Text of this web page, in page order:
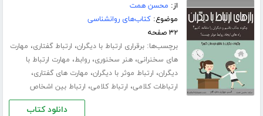
از: محسن همت
موضوع:کتاب‌های روانشناسی
۳۲ صفحه
برچسب‌ها:برقراری ارتباط با دیگران، ارتباط گفتاری، مهارت
های سخنرانی،هنر سخنوری،روابط، مهارت ارتباط با
دیگران، ارتباط موثر با دیگران، مهارت های گفتاری،
ارتباطات کلامی، ارتباط کلامی، ارتباط بین اشخاص
دانلود کتاب